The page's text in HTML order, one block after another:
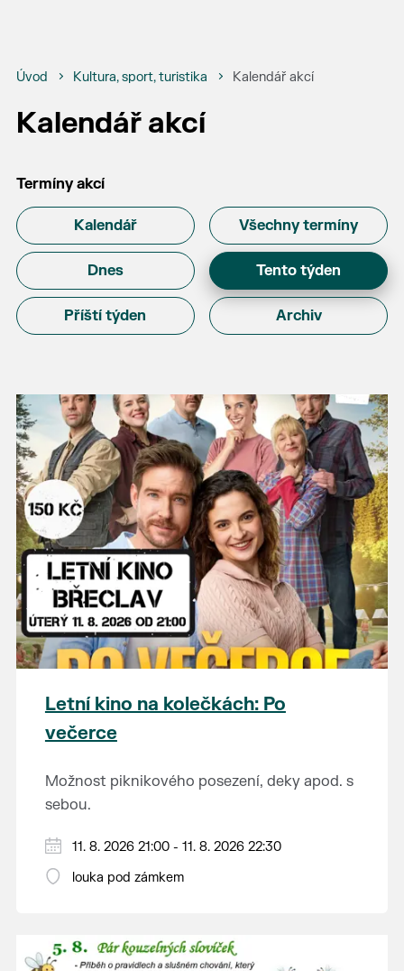
Úvod Kultura, sport, turistika Kalendář akcí
Kalendář akcí
Termíny akcí
Kalendář Všechny termíny
Dnes Tento týden
Příští týden Archiv
Letní kino na kolečkách: Po
večerce
Možnost piknikového posezení, deky apod. s
sebou.
V případě nepřízně počasí se promítání ruší.
Kino otevřeno hodinu před promítáním,
11. 8. 2026 21:00 - 11. 8. 2026 22:30
louka pod zámkem